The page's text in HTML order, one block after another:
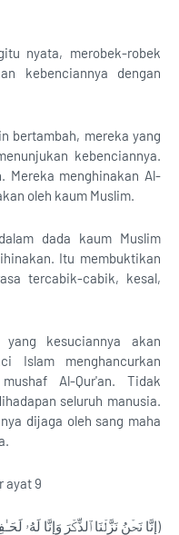
nyata, merobek-robek
kebenciannya dengan
bertambah, mereka yang
kebenciannya.
Mereka menghinakan Al-
oleh kaum Muslim.
dada kaum Muslim
Itu membuktikan
tercabik-cabik, kesal,
yang kesuciannya akan
Islam menghancurkan
Al-Qur'an. Tidak
seluruh manusia.
dijaga oleh sang maha
ayat 9
(إِنَّا نَحۡنُ نَزَّلۡنَا ٱلذِّكۡرَ وَإِنَّا لَهُۥ لَحَـٰفِظُونَ)